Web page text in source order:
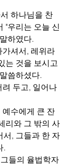
하나님을 찬
"우리는 오늘 신
하였다.
셔서, 레위라
는 것을 보시고
씀하셨다.
두고, 일어나
수에게 큰 잔
리와 그 밖의 사
서, 그들과 한 자
.
들의 율법학자